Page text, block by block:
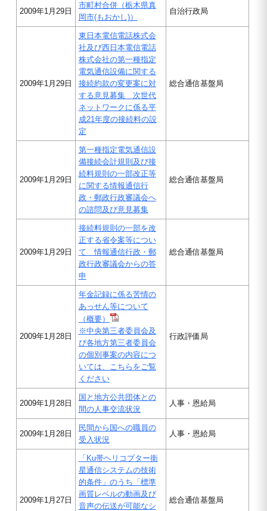
2009年1月29日
市町村合併（栃木県真
岡市(もおかし)）
自治行政局
2009年1月29日
東日本電信電話株式会
社及び西日本電信電話
株式会社の第一種指定
電気通信設備に関する
接続約款の変更案に対
する意見募集 次世代
ネットワークに係る平
成21年度の接続料の設
定
総合通信基盤局
2009年1月29日
第一種指定電気通信設
備接続会計規則及び接
続料規則の一部改正等
に関する情報通信行
政・郵政行政審議会へ
の諮問及び意見募集
総合通信基盤局
2009年1月29日
接続料規則の一部を改
正する省令案等につい
て 情報通信行政・郵
政行政審議会からの答
申
総合通信基盤局
2009年1月28日
年金記録に係る苦情の
あっせん等について
（概要）
※中央第三者委員会及
び各地方第三者委員会
の個別事案の内容につ
いては、こちらをご覧
ください
行政評価局
2009年1月28日
国と地方公共団体との
間の人事交流状況
人事・恩給局
2009年1月28日
民間から国への職員の
受入状況
人事・恩給局
2009年1月27日
「Ku帯ヘリコプター衛
星通信システムの技術
的条件」のうち「標準
画質レベルの動画及び
音声の伝送が可能なシ
総合通信基盤局